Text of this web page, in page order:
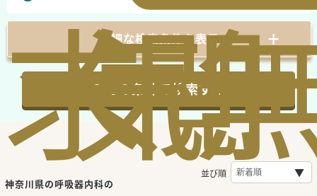
求
気
閲
詳細な検索条件を表示
この条件で検索する
神奈川県の呼吸器内科の
並び順